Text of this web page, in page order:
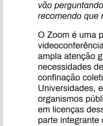
vão
recomendo que
O Zoom é uma
ampla atenção
necessidades
confinação
Universidades,
organismos
em licenças
parte integrante